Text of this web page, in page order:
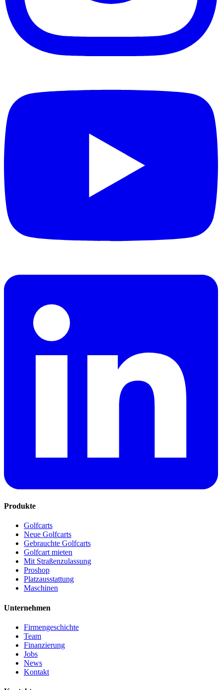
Produkte
Golfcarts
Neue Golfcarts
Gebrauchte Golfcarts
Golfcart mieten
Mit Straßenzulassung
Proshop
Platzausstattung
Maschinen
Unternehmen
Firmengeschichte
Team
Finanzierung
Jobs
News
Kontakt